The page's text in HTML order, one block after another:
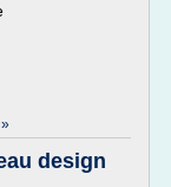
design